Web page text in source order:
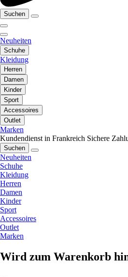
Suchen
Neuheiten
Schuhe
Kleidung
Herren
Damen
Kinder
Sport
Accessoires
Outlet
Marken
Kundendienst in Frankreich Sichere
Suchen
Neuheiten
Schuhe
Kleidung
Herren
Damen
Kinder
Sport
Accessoires
Outlet
Marken
Wird zum Warenkorb